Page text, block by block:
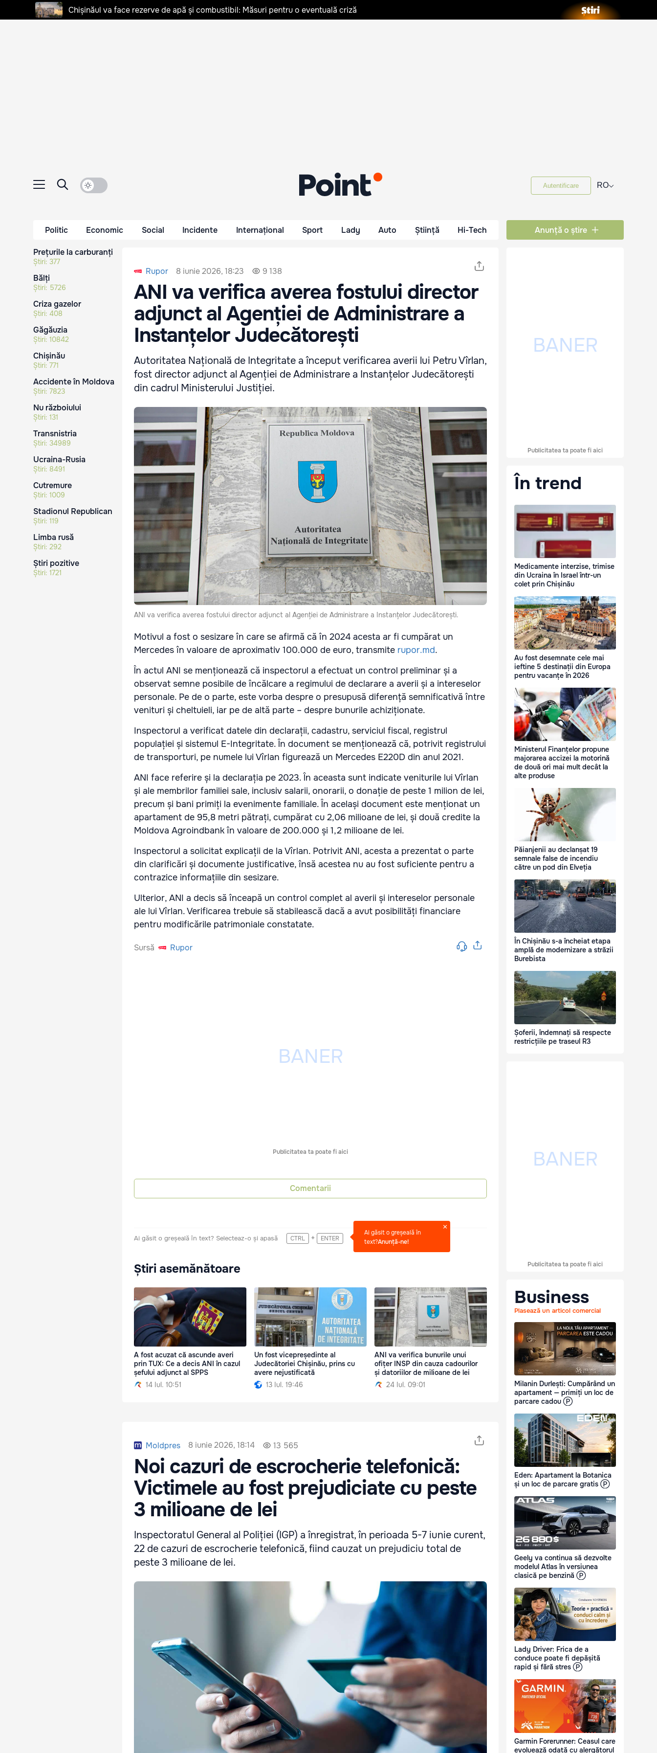
Chișinăul va face rezerve de apă și combustibil: Măsuri pentru o eventuală criză
Autentificare RO⌵
Politic Economic Social Incidente Internațional Sport Lady Auto Știință Hi-Tech Anunță o știre
Prețurile la carburanți
Știri: 377
Bălți
Știri: 5726
Criza gazelor
Știri: 408
Găgăuzia
Știri: 10842
Chișinău
Știri: 771
Accidente în Moldova
Știri: 7823
Nu războiului
Știri: 131
Transnistria
Știri: 34989
Ucraina-Rusia
Știri: 8491
Cutremure
Știri: 1009
Stadionul Republican
Știri: 119
Limba rusă
Știri: 292
Știri pozitive
Știri: 1721
Rupor 8 iunie 2026, 18:23 9 138
ANI va verifica averea fostului director
adjunct al Agenției de Administrare a
Instanțelor Judecătorești
Autoritatea Națională de Integritate a început verificarea averii lui Petru Vîrlan,
fost director adjunct al Agenției de Administrare a Instanțelor Judecătorești
din cadrul Ministerului Justiției.
ANI va verifica averea fostului director adjunct al Agenției de Administrare a Instanțelor Judecătorești.
Motivul a fost o sesizare în care se afirmă că în 2024 acesta ar fi cumpărat un
Mercedes în valoare de aproximativ 100.000 de euro, transmite rupor.md.
În actul ANI se menționează că inspectorul a efectuat un control preliminar și a
observat semne posibile de încălcare a regimului de declarare a averii și a intereselor
personale. Pe de o parte, este vorba despre o presupusă diferență semnificativă între
venituri și cheltuieli, iar pe de altă parte – despre bunurile achiziționate.
Inspectorul a verificat datele din declarații, cadastru, serviciul fiscal, registrul
populației și sistemul E-Integritate. În document se menționează că, potrivit registrului
de transporturi, pe numele lui Vîrlan figurează un Mercedes E220D din anul 2021.
ANI face referire și la declarația pe 2023. În aceasta sunt indicate veniturile lui Vîrlan
și ale membrilor familiei sale, inclusiv salarii, onorarii, o donație de peste 1 milion de lei,
precum și bani primiți la evenimente familiale. În același document este menționat un
apartament de 95,8 metri pătrați, cumpărat cu 2,06 milioane de lei, și două credite la
Moldova Agroindbank în valoare de 200.000 și 1,2 milioane de lei.
Inspectorul a solicitat explicații de la Vîrlan. Potrivit ANI, acesta a prezentat o parte
din clarificări și documente justificative, însă acestea nu au fost suficiente pentru a
contrazice informațiile din sesizare.
Ulterior, ANI a decis să înceapă un control complet al averii și intereselor personale
ale lui Vîrlan. Verificarea trebuie să stabilească dacă a avut posibilități financiare
pentru modificările patrimoniale constatate.
Sursă Rupor
Publicitatea ta poate fi aici
Comentarii
Ai găsit o greșeală în text? Selecteaz-o și apasă CTRL + ENTER
Ai găsit o greșeală în
text?Anunță-ne!
Știri asemănătoare
A fost acuzat că ascunde averi
prin TUX: Ce a decis ANI în cazul
șefului adjunct al SPPS
14 Iul. 10:51
Un fost vicepreședinte al
Judecătoriei Chișinău, prins cu
avere nejustificată
13 Iul. 19:46
ANI va verifica bunurile unui
ofițer INSP din cauza cadourilor
și datoriilor de milioane de lei
24 Iul. 09:01
Moldpres 8 iunie 2026, 18:14 13 565
Noi cazuri de escrocherie telefonică:
Victimele au fost prejudiciate cu peste
3 milioane de lei
Inspectoratul General al Poliției (IGP) a înregistrat, în perioada 5-7 iunie curent,
22 de cazuri de escrocherie telefonică, fiind cauzat un prejudiciu total de
peste 3 milioane de lei.
Publicitatea ta poate fi aici
În trend
Medicamente interzise, trimise
din Ucraina în Israel într-un
colet prin Chișinău
Au fost desemnate cele mai
ieftine 5 destinații din Europa
pentru vacanțe în 2026
Ministerul Finanțelor propune
majorarea accizei la motorină
de două ori mai mult decât la
alte produse
Păianjenii au declanșat 19
semnale false de incendiu
către un pod din Elveția
În Chișinău s-a încheiat etapa
amplă de modernizare a străzii
Burebista
Șoferii, îndemnați să respecte
restricțiile pe traseul R3
Publicitatea ta poate fi aici
Business
Plasează un articol comercial
Milanin Durlești: Cumpărând un
apartament — primiți un loc de
parcare cadou Ⓟ
Eden: Apartament la Botanica
și un loc de parcare gratis Ⓟ
Geely va continua să dezvolte
modelul Atlas în versiunea
clasică pe benzină Ⓟ
Lady Driver: Frica de a
conduce poate fi depășită
rapid și fără stres Ⓟ
Garmin Forerunner: Ceasul care
evoluează odată cu alergătorul